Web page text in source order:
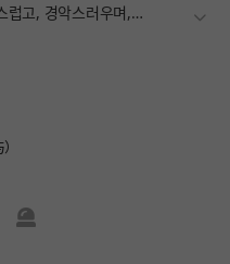
럽고, 경악스러우며,
더보
신고하기